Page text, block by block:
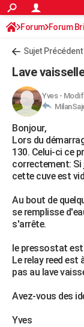
ACTUALITÉS
Politique
Société
Faits Divers
Education
Monde
Villes
+
FINANCE
Retraite
Impôts
Epargne
Immobilier
Risques naturels
Banque
Assurance
Crédit
AUTO
Essais
Réserver un essai
Citadines
Berlines
SUV
Forum auto
+HIGH-TECH
Mobiles
Meilleur smartphone
Internet
Ordinateurs
Jeux vidéo
Guide high-tech
BRICOLAGE
Forum
Aménagement
Extérieur
Cuisine
Salle de bains
Jardinage
Rangement
Guides de France
Patrimoine
Expositions
Week-end nature
LIFESTYLE
Alimentation
Guide de la santé
Maladies
Médicaments
Sommeil
VOYAGE
Forum Forum
Sujet Précédent
Lave
Yves-
Bonjour,
Lors du
130. Celui-ci ce
correctement: Si
cette cuve est
Au bout de
se remplisse
s'arrête.
le pressostat est
Le relay reed est
pas au lave
Avez-vous des
Yves